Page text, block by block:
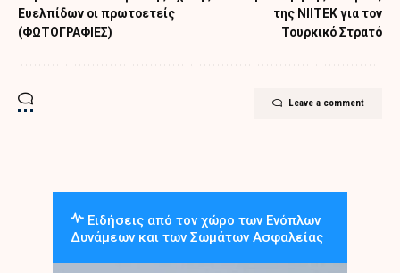
Ευελπίδων οι πρωτοετείς
(ΦΩΤΟΓΡΑΦΙΕΣ)
της ΝΙΙΤΕΚ για τον
Τουρκικό Στρατό
Leave a comment
Ειδήσεις από τον χώρο των Ενόπλων
Δυνάμεων και των Σωμάτων Ασφαλείας